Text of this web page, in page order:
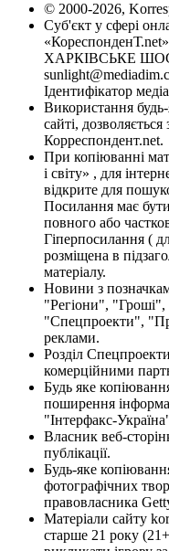
© 2000-2026,
Суб'єкт у сфері
ХАРКІВСЬКЕ
Ідентифікатор
Використання
сайті,
Корреспондент.net.
При копіюванні
і світу» , для
відкрите для
Посилання має
повного або
Гіперпосилання (
розміщена в
матеріалу.
Новини з
"Регіони",
"Спецпроекти",
реклами.
Розділ
комерційними
Будь яке
поширення
"Інтерфакс-
Власник веб-
публікації.
Будь-яке
фотографічних
правовласника
Матеріали сайту
старше 21 року